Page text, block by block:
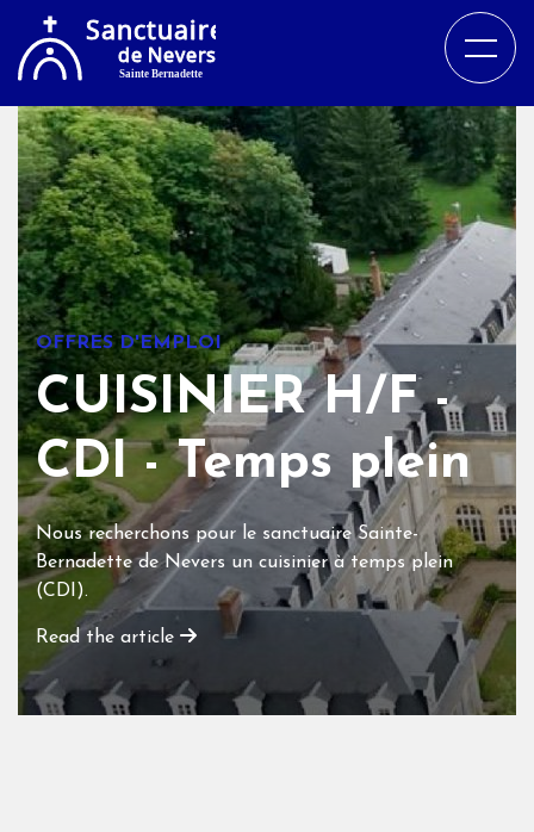
OFFRES D'EMPLOI
CUISINIER H/F -
CDI - Temps plein
Nous recherchons pour le sanctuaire Sainte-
Bernadette de Nevers un cuisinier à temps plein
(CDI).
Read the article